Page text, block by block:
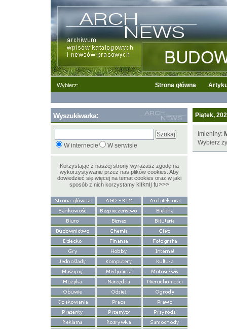
Wybierz: Strona główna
Piątek,
Imieniny:
Wybierz
Wyszukiwarka:
W internecie W serwisie
Korzystając z naszej strony wyrażasz zgodę na
wykorzystywanie przez nas plików cookies. Aby
dowiedzieć się więcej na temat cookies oraz w jaki
sposób z nich korzystamy kliknij tu>>>